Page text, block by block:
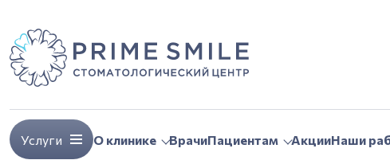
Услуги О клинике ВрачиПациентам АкцииНаши